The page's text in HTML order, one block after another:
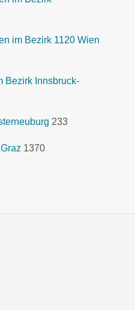
im Bezirk 1120 Wien
Bezirk Innsbruck-
233
1370